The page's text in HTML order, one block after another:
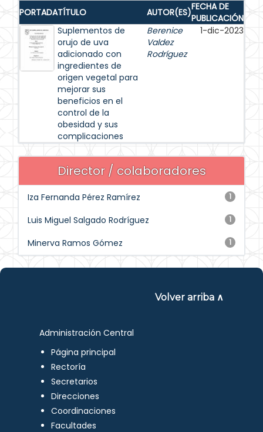
PORTADATÍTULO AUTOR(ES)FECHA DE
PUBLICACIÓN
Suplementos de
orujo de uva
adicionado con
ingredientes de
origen vegetal para
mejorar sus
beneficios en el
control de la
obesidad y sus
complicaciones
Berenice
Valdez
Rodríguez
1-dic-2023
Director / colaboradores
1
Iza Fernanda Pérez Ramírez
1
Luis Miguel Salgado Rodríguez
1
Minerva Ramos Gómez
Volver arriba ∧
Administración Central
Página principal
Rectoría
Secretarios
Direcciones
Coordinaciones
Facultades